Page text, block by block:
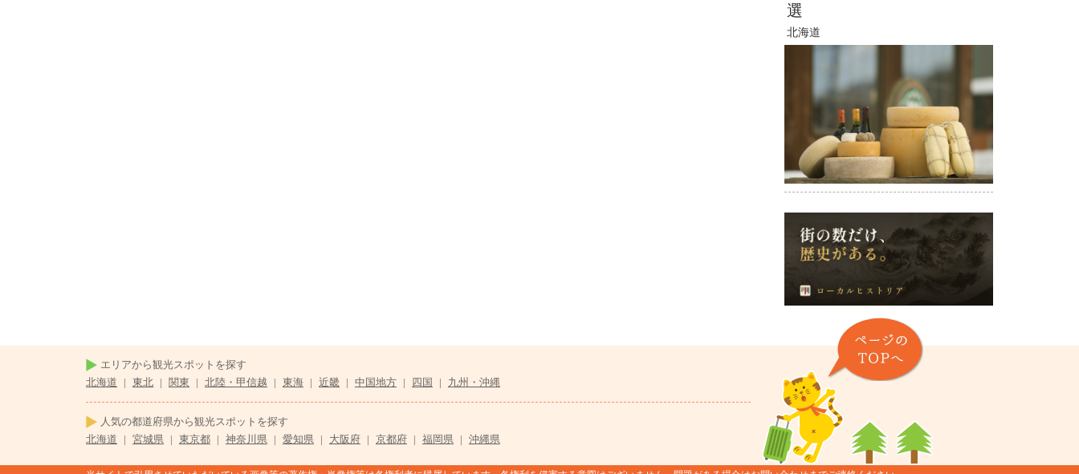
選
北海道
エリアから観光スポットを探す
北海道
| 東北 | 関東 | 北陸・甲信越 | 東海 | 近畿 | 中国地方 | 四国 | 九州・沖縄
人気の都道府県から観光スポットを探す
北海道
| 宮城県 | 東京都 | 神奈川県 | 愛知県 | 大阪府 | 京都府 | 福岡県 | 沖縄県